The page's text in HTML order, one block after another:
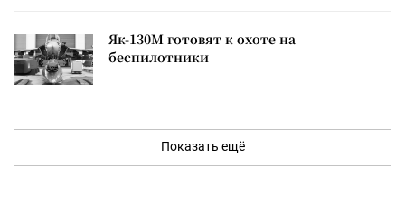
Як-130М готовят к охоте на
беспилотники
Показать ещё